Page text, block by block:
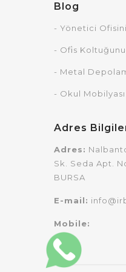
Blog
- Yönetici
- Ofi̇s
- Metal
- Okul
Adres
Adres:
Sk. Seda Apt.
BURSA
E-mail:
Mobile: